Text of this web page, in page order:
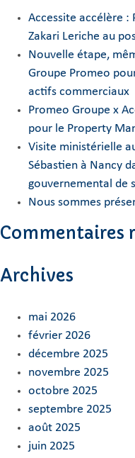
Accessite accélère
Zakari Leriche au
Nouvelle étape,
Groupe Promeo
actifs commerciaux
Promeo Groupe x
pour le Property
Visite ministérielle
Sébastien à Nancy
gouvernemental de
Nous sommes
Commentaires
Archives
mai 2026
février 2026
décembre 2025
novembre 2025
octobre 2025
septembre 2025
août 2025
juin 2025